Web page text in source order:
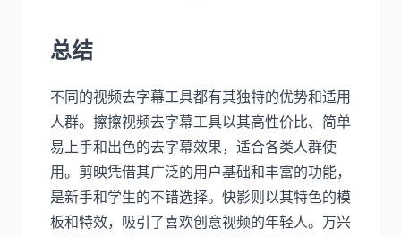
总结
不同的视频去字幕工具都有其独特的优势和适用
人群。擦擦视频去字幕工具以其高性价比、简单
易上手和出色的去字幕效果，适合各类人群使
用。剪映凭借其广泛的用户基础和丰富的功能，
是新手和学生的不错选择。快影则以其特色的模
板和特效，吸引了喜欢创意视频的年轻人。万兴